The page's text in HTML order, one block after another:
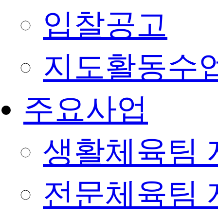
입찰공고
지도활동수
주요사업
생활체육팀
전문체육팀